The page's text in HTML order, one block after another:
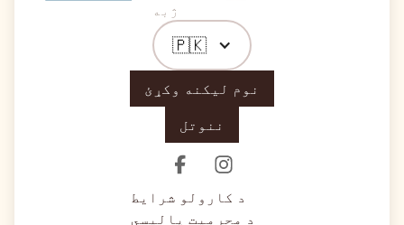
ژبه
🇵🇰
نوم لیکنه وکړئ
ننوتل
د کارولو شرایط
د محرمیت پالیسي